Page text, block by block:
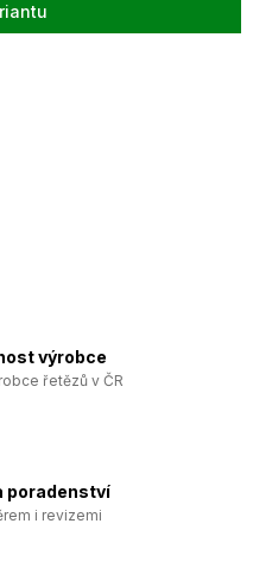
výrobce
řetězů v ČR
poradenství
i revizemi